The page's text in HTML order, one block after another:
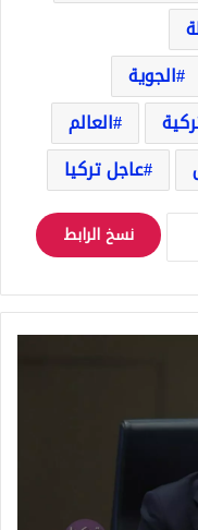
الجوية
العالم
عاجل تركيا
نسخ الرابط